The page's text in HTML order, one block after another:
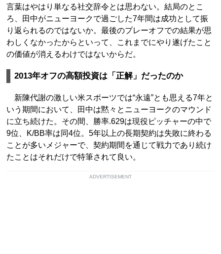
言葉はやはり単なる社交辞令とは思わない。結局のとこ
ろ、田中がニューヨークで過ごした7年間は成功として振
り返られるのではないか。最後のプレーオフでの結果が思
わしくなかったからといって、これまでにやり遂げたこと
の価値が消えるわけではないからだ。
2013年オフの高額投資は「正解」だったのか
新陳代謝の激しい米スポーツでは“永遠”とも思える7年と
いう期間において、田中は黙々とニューヨークのマウンド
に立ち続けた。その間、勝率.629は現役ピッチャーの中で
9位、K/BB率は同4位。5年以上の長期契約は失敗に終わる
ことが多いメジャーで、契約期間を通じて戦力であり続け
たことはそれだけで特筆されて良い。
ADVERTISEMENT